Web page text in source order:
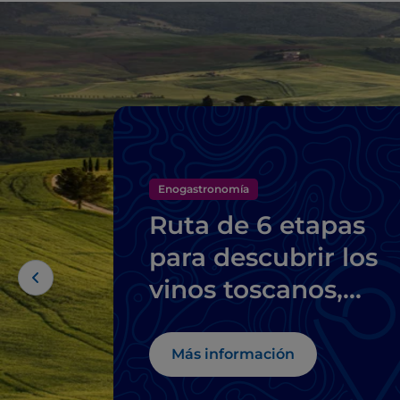
Enogastronomía
Ruta de 6 etapas
para descubrir los
vinos toscanos,
Montalcino hasta el
Chianti
Más información